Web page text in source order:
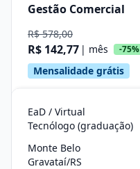
Gestão Comercial
R$ 578,00
R$ 142,77 | mês -75%
Mensalidade grátis
EaD / Virtual
Tecnólogo (graduação)
Monte Belo
Gravataí/RS